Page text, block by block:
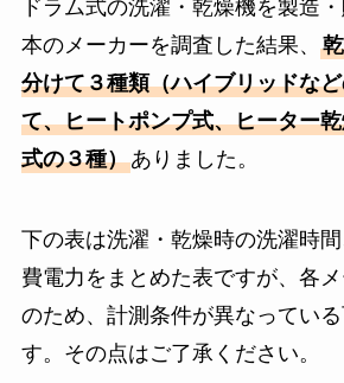
ドラム式の洗濯・乾燥機を製造
本のメーカーを調査した結果、
分けて３種類（ハイブリッドな
て、ヒートポンプ式、ヒーター
式の３種）ありました。
下の表は洗濯・乾燥時の洗濯時
費電力をまとめた表ですが、各
のため、計測条件が異なってい
す。その点はご了承ください。